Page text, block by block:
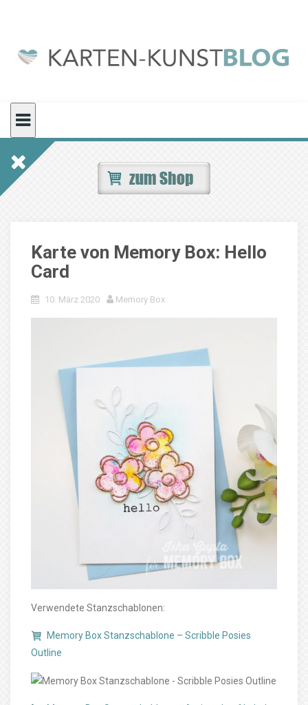
Karte von Memory Box: Hello
Card
10. März 2020 Memory Box
Verwendete Stanzschablonen:
Memory Box Stanzschablone – Scribble Posies
Outline